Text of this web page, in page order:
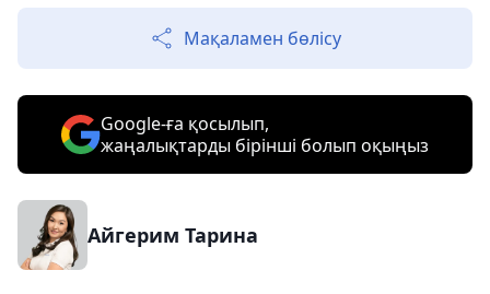
Мақаламен бөлісу
Google-ға қосылып,
жаңалықтарды бірінші болып оқыңыз
Айгерим Тарина